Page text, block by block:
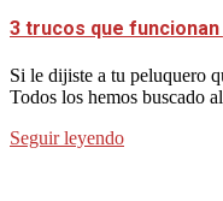
3 trucos que
Si le dijiste a tu peluquero
Todos los hemos buscado
Seguir leyendo